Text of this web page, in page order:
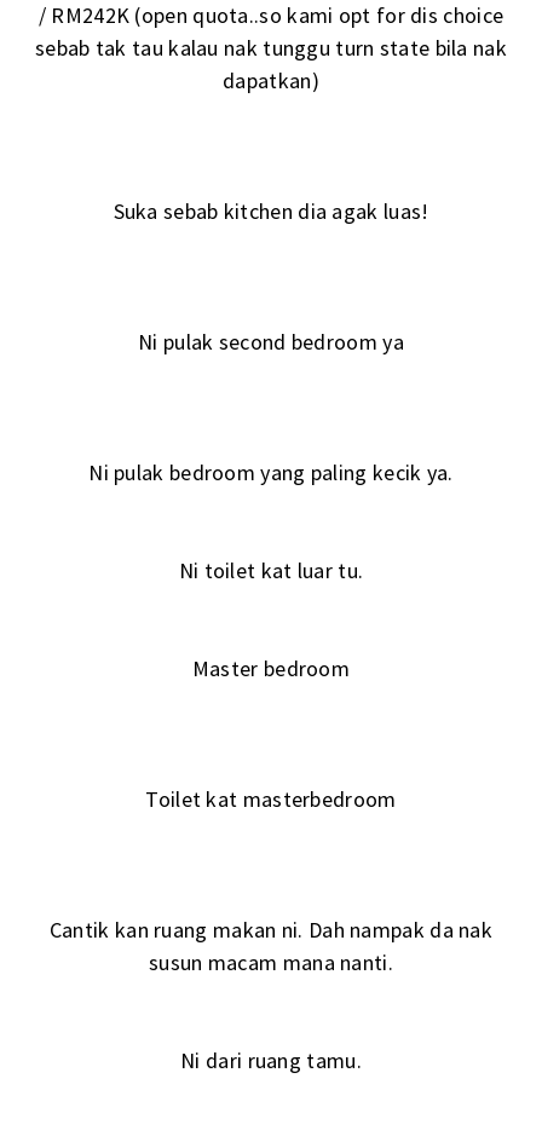
/ RM242K (open quota..so kami opt for dis choice
sebab tak tau kalau nak tunggu turn state bila nak
dapatkan)
Suka sebab kitchen dia agak luas!
Ni pulak second bedroom ya
Ni pulak bedroom yang paling kecik ya.
Ni toilet kat luar tu.
Master bedroom
Toilet kat masterbedroom
Cantik kan ruang makan ni. Dah nampak da nak
susun macam mana nanti.
Ni dari ruang tamu.